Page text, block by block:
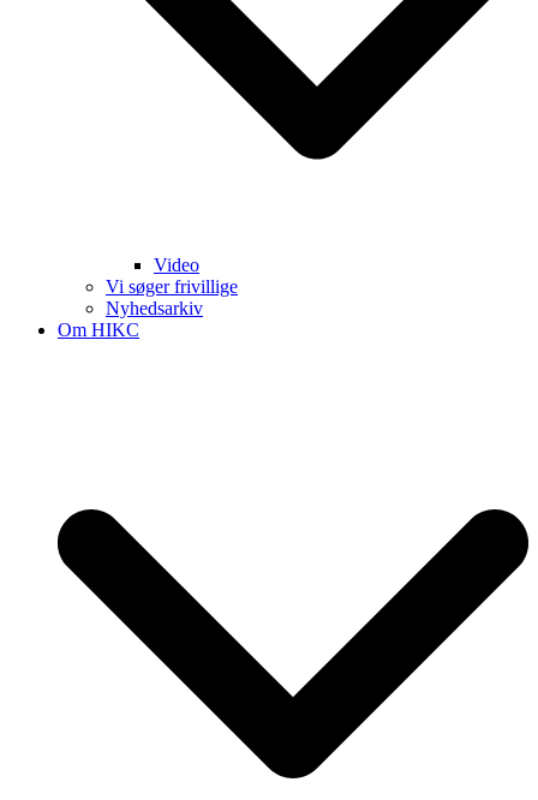
Video
Vi søger frivillige
Nyhedsarkiv
Om HIKC